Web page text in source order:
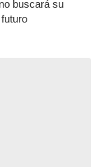
buscará su